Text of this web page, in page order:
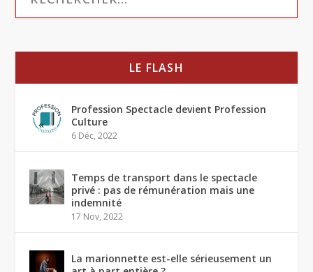
LE FLASH
Profession Spectacle devient Profession
Culture
6 Déc, 2022
Temps de transport dans le spectacle
privé : pas de rémunération mais une
indemnité
17 Nov, 2022
La marionnette est-elle sérieusement un